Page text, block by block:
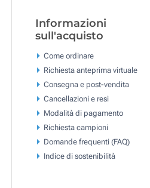
Informazioni
sull'acquisto
Come ordinare
Richiesta anteprima virtuale
Consegna e post-vendita
Cancellazioni e resi
Modalità di pagamento
Richiesta campioni
Domande frequenti (FAQ)
Indice di sostenibilità